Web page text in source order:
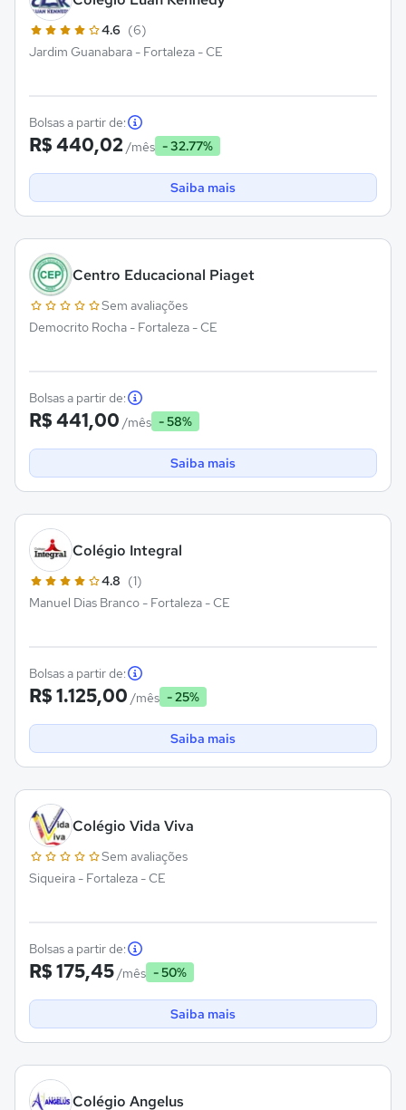
4.6 (6)
Jardim Guanabara - Fortaleza - CE
Bolsas a partir de:
R$ 440,02 /mês - 32.77%
Saiba mais
Centro Educacional Piaget
Sem avaliações
Democrito Rocha - Fortaleza - CE
Bolsas a partir de:
R$ 441,00 /mês - 58%
Saiba mais
Colégio Integral
4.8 (1)
Manuel Dias Branco - Fortaleza - CE
Bolsas a partir de:
R$ 1.125,00 /mês - 25%
Saiba mais
Colégio Vida Viva
Sem avaliações
Siqueira - Fortaleza - CE
Bolsas a partir de:
R$ 175,45/mês - 50%
Saiba mais
Colégio Angelus